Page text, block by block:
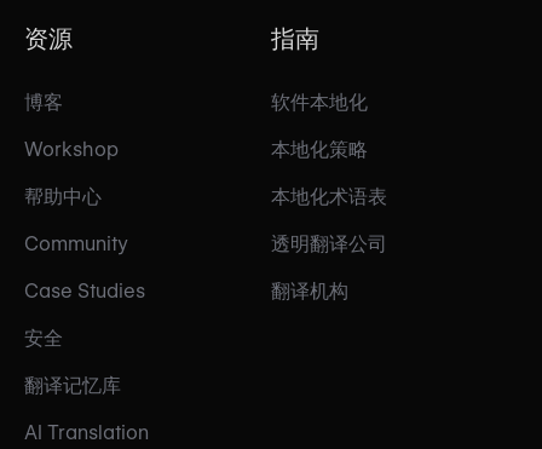
资源
博客
Workshop
帮助中心
Community
Case Studies
安全
翻译记忆库
AI Translation
指南
软件本地化
本地化策略
本地化术语表
透明翻译公司
翻译机构